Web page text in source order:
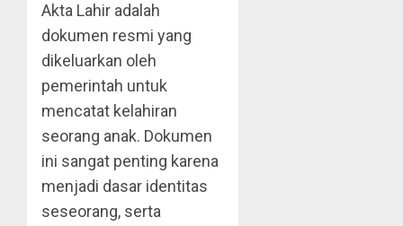
Akta Lahir adalah
dokumen resmi yang
dikeluarkan oleh
pemerintah untuk
mencatat kelahiran
seorang anak. Dokumen
ini sangat penting karena
menjadi dasar identitas
seseorang, serta